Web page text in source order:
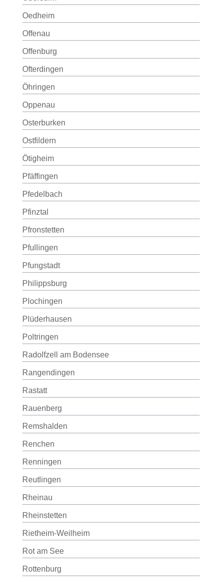
Oedheim
Offenau
Offenburg
Ofterdingen
Öhringen
Oppenau
Osterburken
Ostfildern
Ötigheim
Pfäffingen
Pfedelbach
Pfinztal
Pfronstetten
Pfullingen
Pfungstadt
Philippsburg
Plochingen
Plüderhausen
Poltringen
Radolfzell am Bodensee
Rangendingen
Rastatt
Rauenberg
Remshalden
Renchen
Renningen
Reutlingen
Rheinau
Rheinstetten
Rietheim-Weilheim
Rot am See
Rottenburg